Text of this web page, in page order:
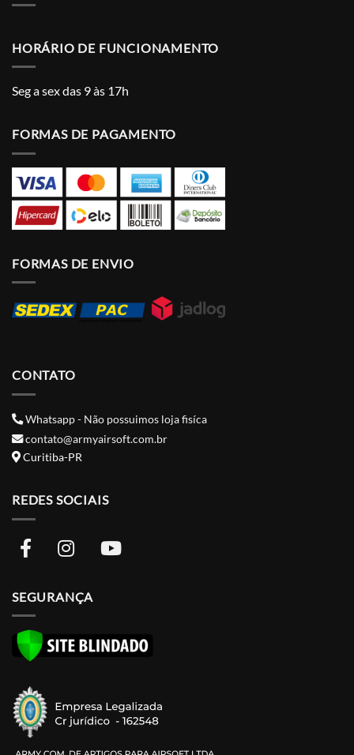
HORÁRIO DE FUNCIONAMENTO
Seg a sex das 9 às 17h
FORMAS DE PAGAMENTO
FORMAS DE ENVIO
CONTATO
Whatsapp - Não possuimos loja fisíca
contato@armyairsoft.com.br
Curitiba-PR
REDES SOCIAIS
SEGURANÇA